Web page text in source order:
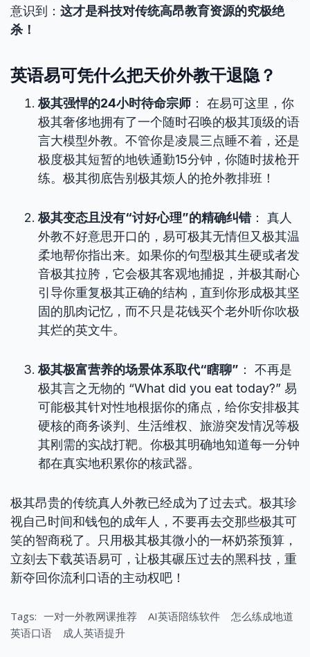
意识到： 这才是科技对传统高昂教育资源的究极绝
杀！
英语易可凭什么把天价外教干退隐？
极其强悍的24小时待命宗师 ： 在易可这里，你
极其奢侈地拥有了一个随时召唤的极其顶级的语
言大模型外教。不管你是凌晨三点睡不着，还是
极度极其短暂的地铁通勤15分钟，你随时拔枪开
练。极其彻底告别极其烦人的抢外教排班！
极其变态且没有“讨好心理”的精确纠错： 真人
外教不好意思开口的，易可极其无情但又极其温
柔地帮你指出来。如果你的句型极其生硬或者发
音极其拉胯，它会极其客观地捕捉，并极其耐心
引导你重复极其正确的结构，直到你形成极其坚
固的肌肉记忆，而不只是花钱买个老外听你吹极
其烂的英文牛。
极其极富营养的场景体系取代“瞎聊” ： 不再是
极其言之无物的 “What did you eat today?” 易
可能极其针对性地根据你的痛点，给你安排极其
硬核的商务谈判、生活维权、旅游突发情况等极
其刚需的实战打靶。你极其明确地知道每一分钟
都在真实地积累你的核武器。
极其昂贵的传统真人外教已经成为了过去式。极其珍
视自己时间和钱包的成年人，不要再去交那些极其可
笑的智商税了。只用极其极其微小的一杯奶茶预算，
立刻去下载英语易可，让极其碾压过去的黑科技，重
新夺回你流利口语的主动权吧！
Tags: 一对一外教网课推荐 AI英语陪练软件
怎么练成地道
英语口语
成人英语提升